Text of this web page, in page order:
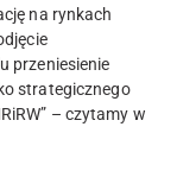
na rynkach
przeniesienie
strategicznego
– czytamy w